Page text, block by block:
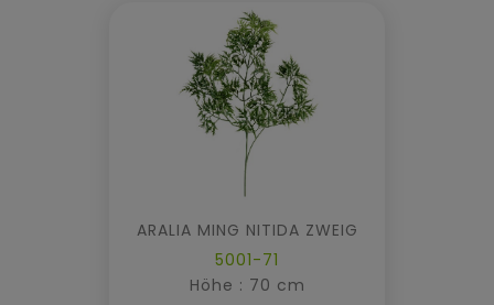
ARALIA MING NITIDA ZWEIG
5001-71
Höhe : 70 cm